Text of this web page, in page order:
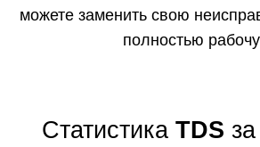
можете заменить свою
полностью
Статистика TDS